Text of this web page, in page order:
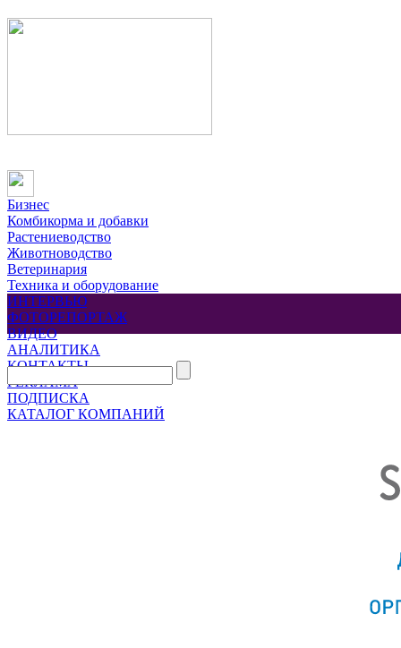
Бизнес
Комбикорма и добавки
Растениеводство
Животноводство
Ветеринария
Техника и оборудование
ИНТЕРВЬЮ
ФОТОРЕПОРТАЖ
ВИДЕО
АНАЛИТИКА
КОНТАКТЫ
РЕКЛАМА
ПОДПИСКА
КАТАЛОГ КОМПАНИЙ